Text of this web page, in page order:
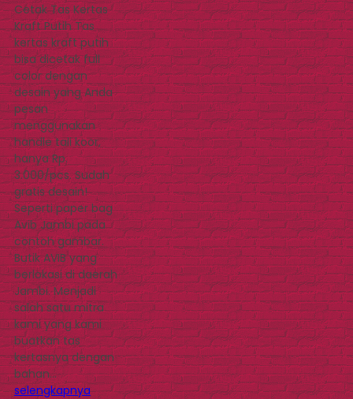
Cetak Tas Kertas
Kraft Putih Tas
kertas kraft putih
bisa dicetak full
color dengan
desain yang Anda
pesan
menggunakan
handle tali koor,
hanya Rp.
3.000/pcs. Sudah
gratis desain!
Seperti paper bag
Avib Jambi pada
contoh gambar.
Butik AVIB yang
berlokasi di daerah
Jambi. Menjadi
salah satu mitra
kami yang kami
buatkan tas
kertasnya dengan
bahan…
selengkapnya